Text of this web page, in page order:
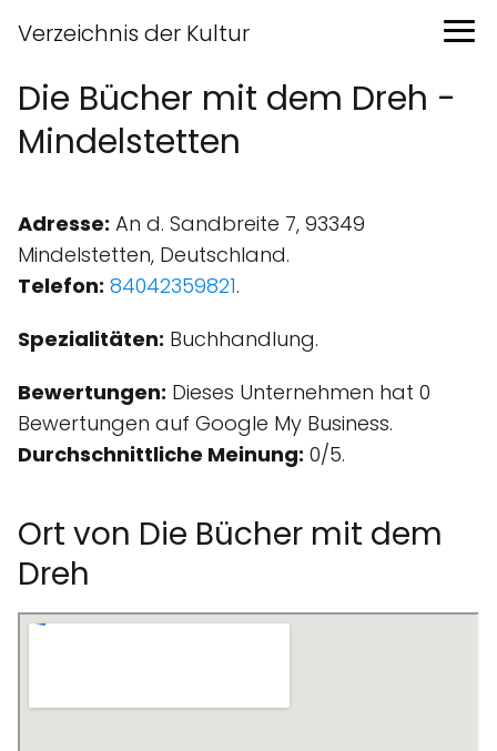
Verzeichnis der Kultur
Die Bücher mit dem Dreh -
Mindelstetten
Adresse: An d. Sandbreite 7, 93349
Mindelstetten, Deutschland.
Telefon: 84042359821.
Spezialitäten: Buchhandlung.
Bewertungen: Dieses Unternehmen hat 0
Bewertungen auf Google My Business.
Durchschnittliche Meinung: 0/5.
Ort von Die Bücher mit dem
Dreh